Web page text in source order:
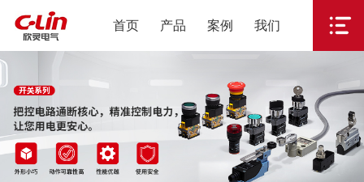
首页 产品 案例 我们